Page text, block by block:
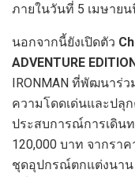
ภายในวันที่ 5 เมษาย
นอกจากนี้ยังเปิดตัว
ADVENTURE EDITION
IRONMAN ที่พัฒนาร่ว
ความโดดเด่นและปลุ
ประสบการณ์การเดิน
120,000 บาท จากรา
ชุดอุปกรณ์ตกแต่งนาน